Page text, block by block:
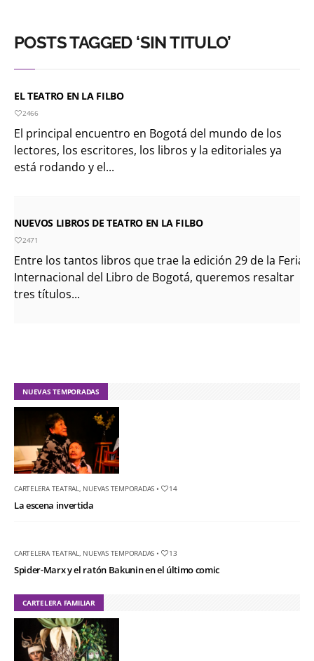
POSTS TAGGED ‘SIN TITULO’
EL TEATRO EN LA FILBO
2466
El principal encuentro en Bogotá del mundo de los
lectores, los escritores, los libros y la editoriales ya
está rodando y el...
NUEVOS LIBROS DE TEATRO EN LA FILBO
2471
Entre los tantos libros que trae la edición 29 de la Feria
Internacional del Libro de Bogotá, queremos resaltar
tres títulos...
NUEVAS TEMPORADAS
CARTELERA TEATRAL NUEVAS TEMPORADAS • 14
La escena invertida
CARTELERA TEATRAL NUEVAS TEMPORADAS • 13
Spider-Marx y el ratón Bakunin en el último comic
CARTELERA FAMILIAR